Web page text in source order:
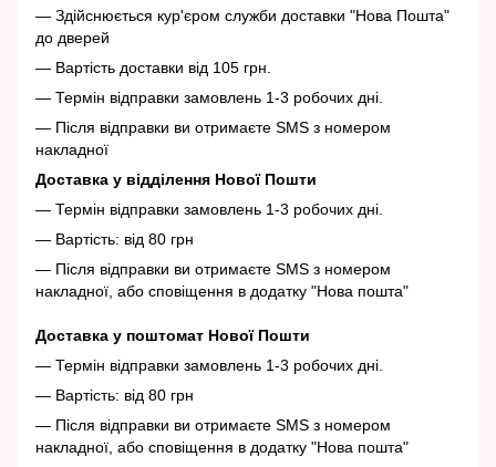
— Здійснюється кур'єром служби доставки "Нова Пошта"
до дверей
— Вартість доставки від 105 грн.
— Термін відправки замовлень 1-3 робочих дні.
— Після відправки ви отримаєте SMS з номером
накладної
Доставка у відділення Нової Пошти
— Термін відправки замовлень 1-3 робочих дні.
— Вартість: від 80 грн
— Після відправки ви отримаєте SMS з номером
накладної, або сповіщення в додатку "Нова пошта"
Доставка у поштомат Нової Пошти
— Термін відправки замовлень 1-3 робочих дні.
— Вартість: від 80 грн
— Після відправки ви отримаєте SMS з номером
накладної, або сповіщення в додатку "Нова пошта"